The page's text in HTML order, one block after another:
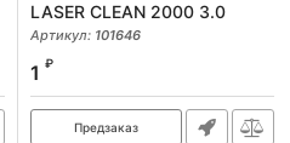
LASER CLEAN 2000 3.0
Артикул: 101646
1 ₽
Предзаказ